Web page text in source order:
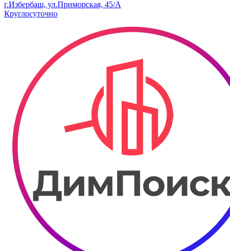
г.Избербаш, ул.Приморская, 45/А
Круглосуточно